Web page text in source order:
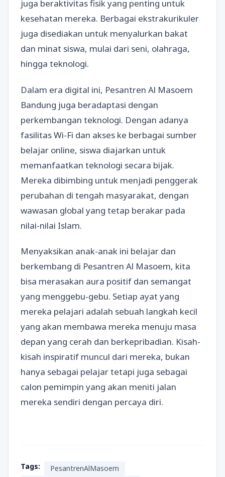
juga beraktivitas fisik yang penting untuk
kesehatan mereka. Berbagai ekstrakurikuler
juga disediakan untuk menyalurkan bakat
dan minat siswa, mulai dari seni, olahraga,
hingga teknologi.
Dalam era digital ini, Pesantren Al Masoem
Bandung juga beradaptasi dengan
perkembangan teknologi. Dengan adanya
fasilitas Wi-Fi dan akses ke berbagai sumber
belajar online, siswa diajarkan untuk
memanfaatkan teknologi secara bijak.
Mereka dibimbing untuk menjadi penggerak
perubahan di tengah masyarakat, dengan
wawasan global yang tetap berakar pada
nilai-nilai Islam.
Menyaksikan anak-anak ini belajar dan
berkembang di Pesantren Al Masoem, kita
bisa merasakan aura positif dan semangat
yang menggebu-gebu. Setiap ayat yang
mereka pelajari adalah sebuah langkah kecil
yang akan membawa mereka menuju masa
depan yang cerah dan berkepribadian. Kisah-
kisah inspiratif muncul dari mereka, bukan
hanya sebagai pelajar tetapi juga sebagai
calon pemimpin yang akan meniti jalan
mereka sendiri dengan percaya diri.
Tags:
PesantrenAlMasoem